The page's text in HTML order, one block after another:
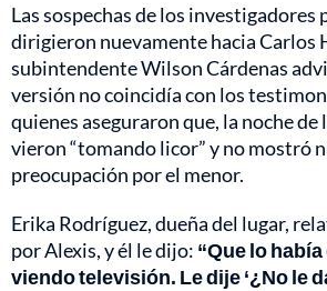
Las sospechas de los investigadores
dirigieron nuevamente hacia Carlos
subintendente Wilson Cárdenas
versión no coincidía con los
quienes aseguraron que, la noche
vieron “tomando licor” y no mostró
preocupación por el menor.
Erika Rodríguez, dueña del lugar,
por Alexis, y él le dijo: “Que lo
viendo televisión. Le dije ‘¿No le